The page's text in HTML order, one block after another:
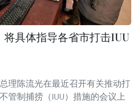
将具体指导各省市打击IUU
理陈流光在最近召开有关推动打
管制捕捞（IUU）措施的会议上